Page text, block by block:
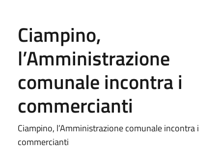
Ciampino,
l’Amministrazione
comunale incontra i
commercianti
Ciampino, l’Amministrazione comunale incontra i
commercianti